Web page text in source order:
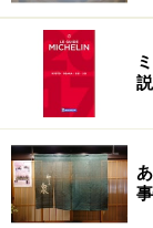
木乃婦
着倒れの町、
「木乃婦」。
出しを得意と
す。
きびきびと小気
説